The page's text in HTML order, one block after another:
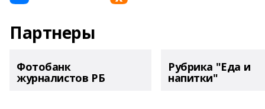
Партнеры
Фотобанк
журналистов РБ
Рубрика "Еда и
напитки"